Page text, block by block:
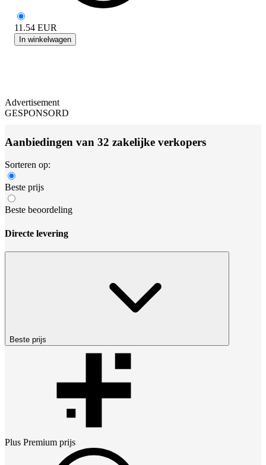
11.54 EUR
In winkelwagen
Advertisement
GESPONSORD
Aanbiedingen van 32 zakelijke verkopers
Sorteren op:
Beste prijs
Beste beoordeling
Directe levering
Beste prijs
Plus Premium prijs